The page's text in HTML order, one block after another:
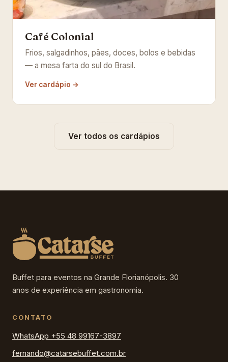
Café Colonial
Frios, salgadinhos, pães, doces, bolos e bebidas
— a mesa farta do sul do Brasil.
Ver cardápio →
Ver todos os cardápios
Buffet para eventos na Grande Florianópolis. 30
anos de experiência em gastronomia.
CONTATO
WhatsApp +55 48 99167-3897
fernando@catarsebuffet.com.br